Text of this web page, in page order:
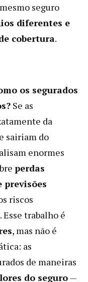
seguro
diferentes e
cobertura.
os segurados
Se as
da
sairiam do
enormes
perdas
previsões
riscos
Esse trabalho é
, mas não é
as
de maneiras
do seguro—